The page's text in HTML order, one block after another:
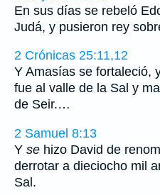
En sus días se rebeló
Judá, y pusieron rey
2 Crónicas 25:11,12
Y Amasías se fortaleció,
fue al valle de la Sal y
de Seir.…
2 Samuel 8:13
Y se hizo David de
derrotar a dieciocho mil
Sal.